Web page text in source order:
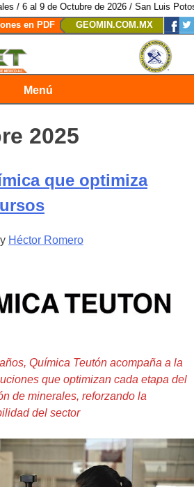
Octubre de 2026 / San Luis Potosí, SLP //
en PDF
GEOMIN.COM.MX
Menú
2025
que optimiza
Héctor Romero
Química Teutón acompaña a la
que optimizan cada etapa del
de minerales, reforzando la
del sector